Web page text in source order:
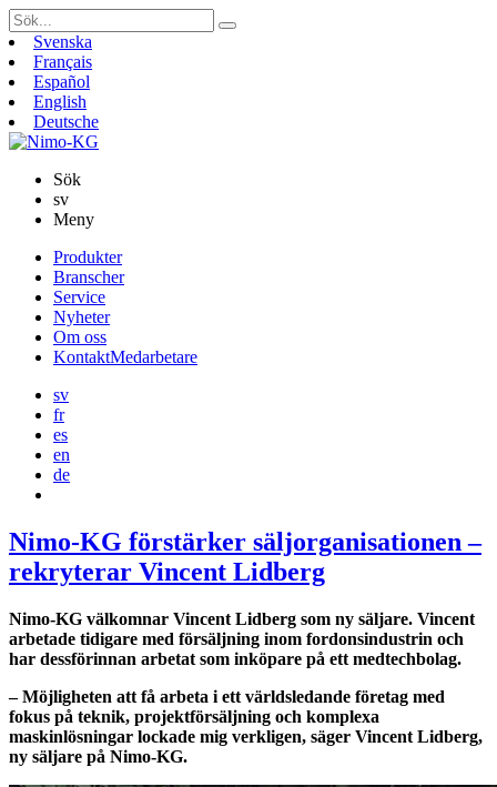
Sök
efter:Svenska
Français
Español
English
Deutsche
Sök
sv
Meny
vidare
innehåll
Produkter
Branscher
Service
Nyheter
Om oss
KontaktMedarbetare
sv
fr
es
en
de
Nimo-KG förstärker säljorganisationen –
rekryterar Vincent Lidberg
Nimo-KG välkomnar Vincent Lidberg som ny säljare. Vincent
arbetade tidigare med försäljning inom fordonsindustrin och
har dessförinnan arbetat som inköpare på ett medtechbolag.
– Möjligheten att få arbeta i ett världsledande företag med
fokus på teknik, projektförsäljning och komplexa
maskinlösningar lockade mig verkligen, säger Vincent Lidberg,
ny säljare på Nimo-KG.